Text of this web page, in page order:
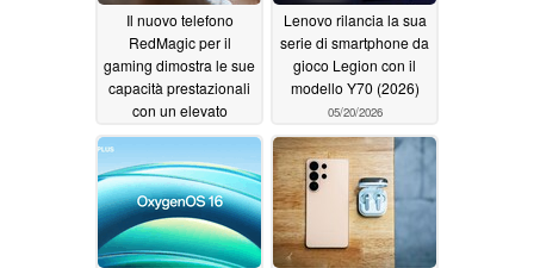
Il nuovo telefono
RedMagic per il
gaming dimostra le sue
capacità prestazionali
con un elevato
punteggio AnTuTu
Lenovo rilancia la sua
serie di smartphone da
gioco Legion con il
modello Y70 (2026)
05/20/2026